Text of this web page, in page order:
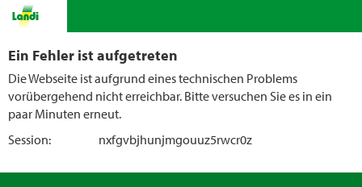
Ein Fehler ist aufgetreten
Die Webseite ist aufgrund eines technischen Problems
vorübergehend nicht erreichbar. Bitte versuchen Sie es in ein
paar Minuten erneut.
Session:
nxfgvbjhunjmgouuz5rwcr0z